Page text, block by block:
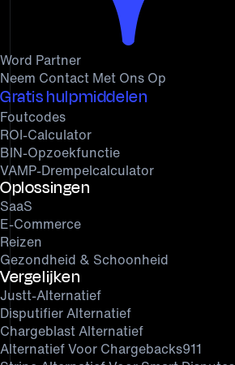
Word Partner
Neem Contact Met Ons Op
Gratis hulpmiddelen
Foutcodes
ROI-Calculator
BIN-Opzoekfunctie
VAMP-Drempelcalculator
Oplossingen
SaaS
E-Commerce
Reizen
Gezondheid & Schoonheid
Vergelijken
Justt-Alternatief
Disputifier Alternatief
Chargeblast Alternatief
Alternatief Voor Chargebacks911